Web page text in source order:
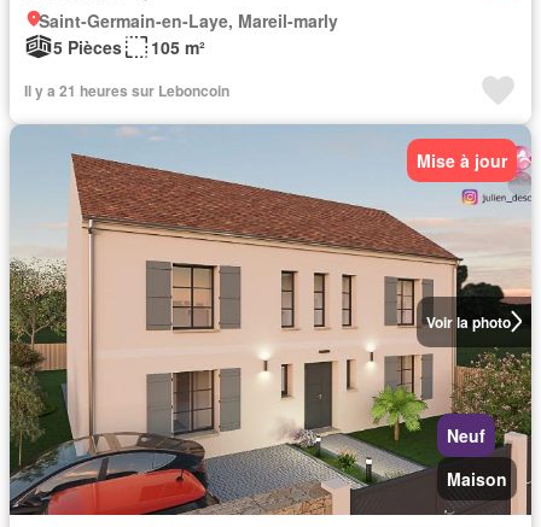
Saint-Germain-en-Laye, Mareil-marly
5 Pièces
105 m²
Il y a 21 heures sur Leboncoin
Voir la photo
Mise à jour
Neuf
Maison